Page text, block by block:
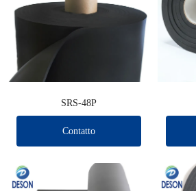
SRS-48P
Contatto